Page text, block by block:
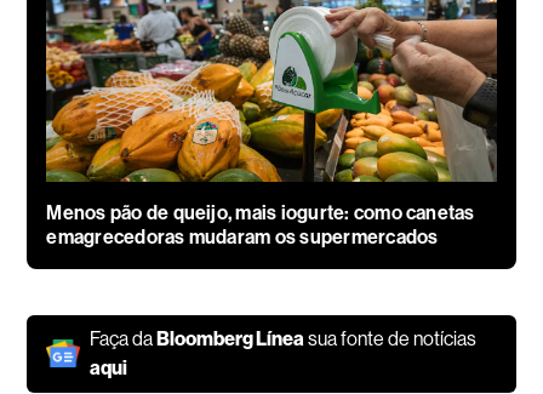
Menos pão de queijo, mais iogurte: como canetas
emagrecedoras mudaram os supermercados
Faça daBloomberg Línea sua fonte de notícias
aqui